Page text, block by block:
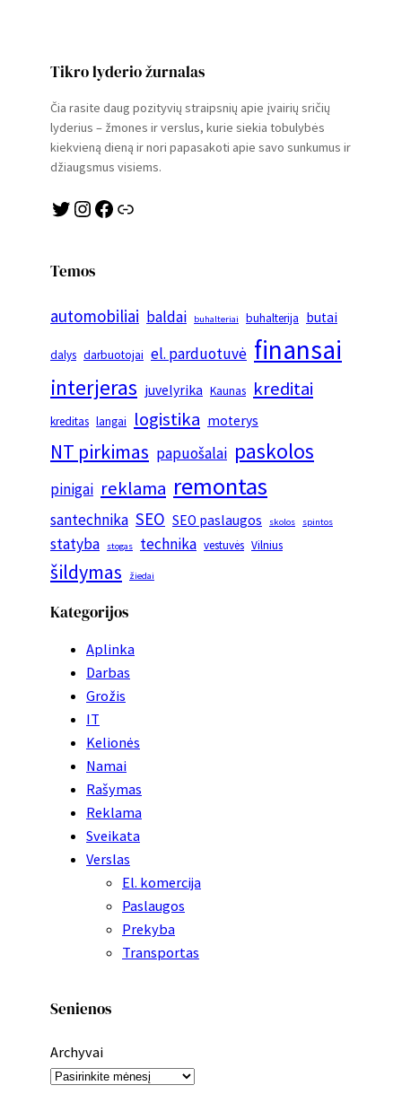
Tikro lyderio žurnalas
Čia rasite daug pozityvių straipsnių apie įvairių sričių
lyderius – žmones ir verslus, kurie siekia tobulybės
kiekvieną dieną ir nori papasakoti apie savo sunkumus ir
džiaugsmus visiems.
Twitter Instagram Facebook Link
Temos
automobiliai baldai buhalteriai buhalterija butai
dalys darbuotojai el. parduotuvė finansai
interjeras juvelyrika Kaunas kreditai
kreditas langai logistika moterys
NT pirkimas papuošalai paskolos
pinigai reklama remontas
santechnika SEO SEO paslaugos skolos spintos
statyba stogas technika vestuvės Vilnius
šildymas žiedai
Kategorijos
Aplinka
Darbas
Grožis
IT
Kelionės
Namai
Rašymas
Reklama
Sveikata
Verslas
El. komercija
Paslaugos
Prekyba
Transportas
Senienos
Archyvai